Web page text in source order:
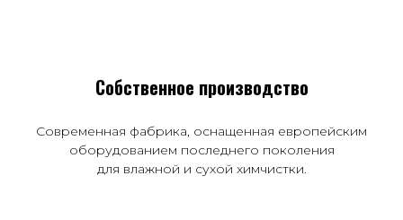
Собственное производство
Современная фабрика, оснащенная европейским
оборудованием последнего поколения
для влажной и сухой химчистки.